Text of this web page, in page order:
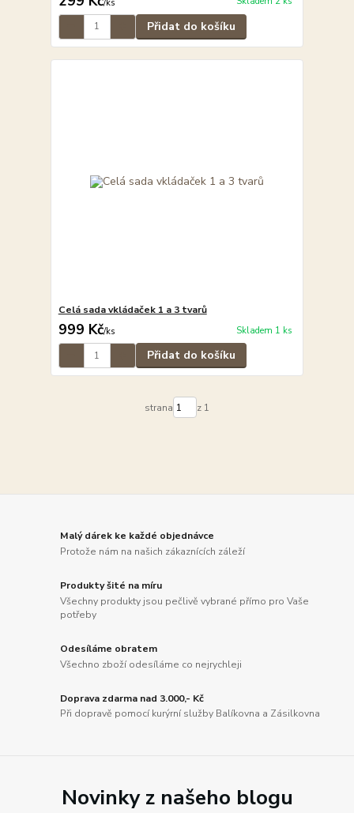
/ks
Přidat do košíku
Celá sada vkládaček 1 a 3 tvarů
999 Kč/ks Skladem 1 ks
Přidat do košíku
strana z 1
Malý dárek ke každé objednávce
Protože nám na našich zákaznících záleží
Produkty šité na míru
Všechny produkty jsou pečlivě vybrané přímo pro Vaše
potřeby
Odesíláme obratem
Všechno zboží odesíláme co nejrychleji
Doprava zdarma nad 3.000,- Kč
Při dopravě pomocí kurýrní služby Balíkovna a Zásilkovna
Novinky z našeho blogu